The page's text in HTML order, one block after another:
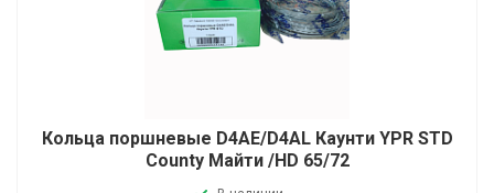
Кольца поршневые D4AE/D4AL Каунти YPR STD
County Майти /HD 65/72